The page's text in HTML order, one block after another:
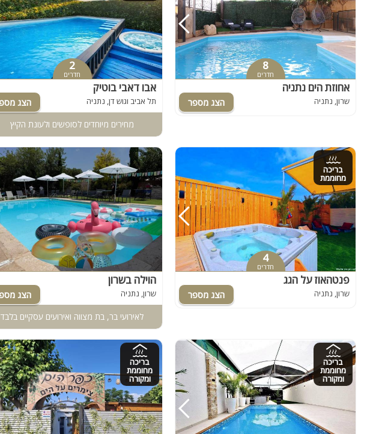
8
חדרים
אחוזת הים נתניה
שרון, נתניה
2
חדרים
אבו דאבי בוטיק
תל אביב וגוש דן, נתניה
מחירים מיוחדים לסופשים ולעונת הקיץ
בריכה
מחוממת
4
חדרים
פנטהאוז על הגג
שרון, נתניה
הוילה בשרון
שרון, נתניה
לאירועי בר, בת מצווה ואירועים עסקיים בלבד
בריכה
מחוממת
ומקורה
בריכה
מחוממת
ומקורה